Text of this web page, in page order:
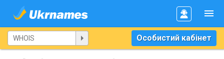
Особистий кабінет